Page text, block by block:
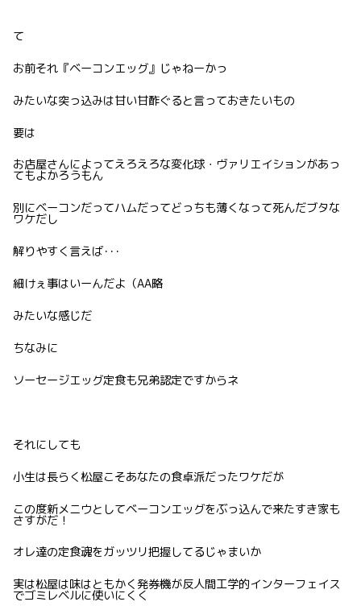
て
お前それ『ベーコンエッグ』じゃねーかっ
みたいな突っ込みは甘い甘酢ぐると言っておきたいもの
要は
お店屋さんによってえろえろな変化球・ヴァリエイションがあっ
てもよかろうもん
別にベーコンだってハムだってどっちも薄くなって死んだブタな
ワケだし
解りやすく言えば･･･
細けぇ事はいーんだよ（AA略
みたいな感じだ
ちなみに
ソーセージエッグ定食も兄弟認定ですからネ
それにしても
小生は長らく松屋こそあなたの食卓派だったワケだが
この度新メニウとしてベーコンエッグをぶっ込んで来たすき家も
さすがだ！
オレ達の定食魂をガッツリ把握してるじゃまいか
実は松屋は味はともかく発券機が反人間工学的インターフェイス
でゴミレベルに使いにくく